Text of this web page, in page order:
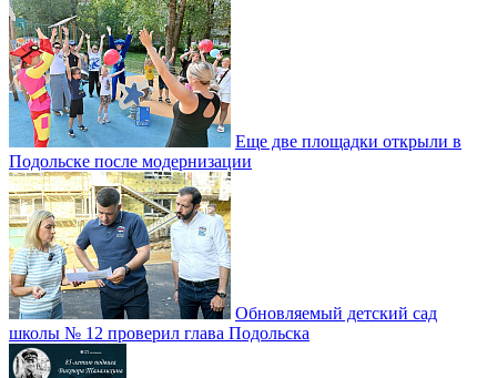
Еще две площадки открыли в
Подольске после модернизации
Обновляемый детский сад
школы № 12 проверил глава Подольска